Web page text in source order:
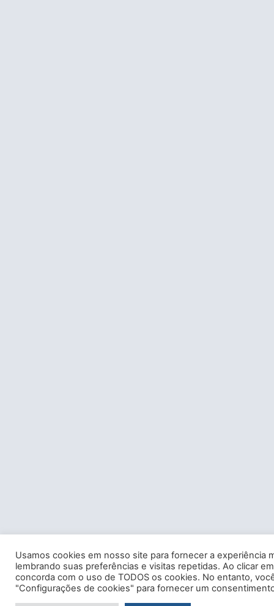
Usamos cookies em nosso site para fornecer a experiência
lembrando suas preferências e visitas repetidas. Ao clicar
concorda com o uso de TODOS os cookies. No entanto,
"Configurações de cookies" para fornecer um